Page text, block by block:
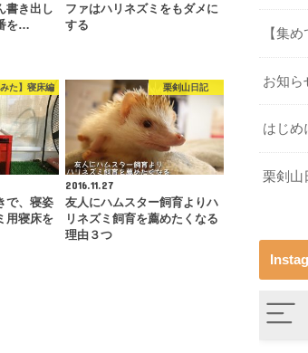
書き出し
を…
ファはハリネズミをもダメに
する
みた】寝床編
で、寝姿
用寝床を
栗剣山日記
2016.11.27
友人にハムスター飼育よりハ
リネズミ飼育を薦めたくなる
理由３つ
【集
お知ら
はじめ
栗剣山